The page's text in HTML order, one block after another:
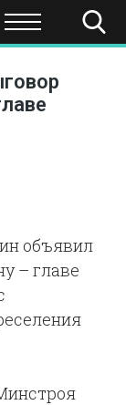
НАУКА И
объявил
– главе